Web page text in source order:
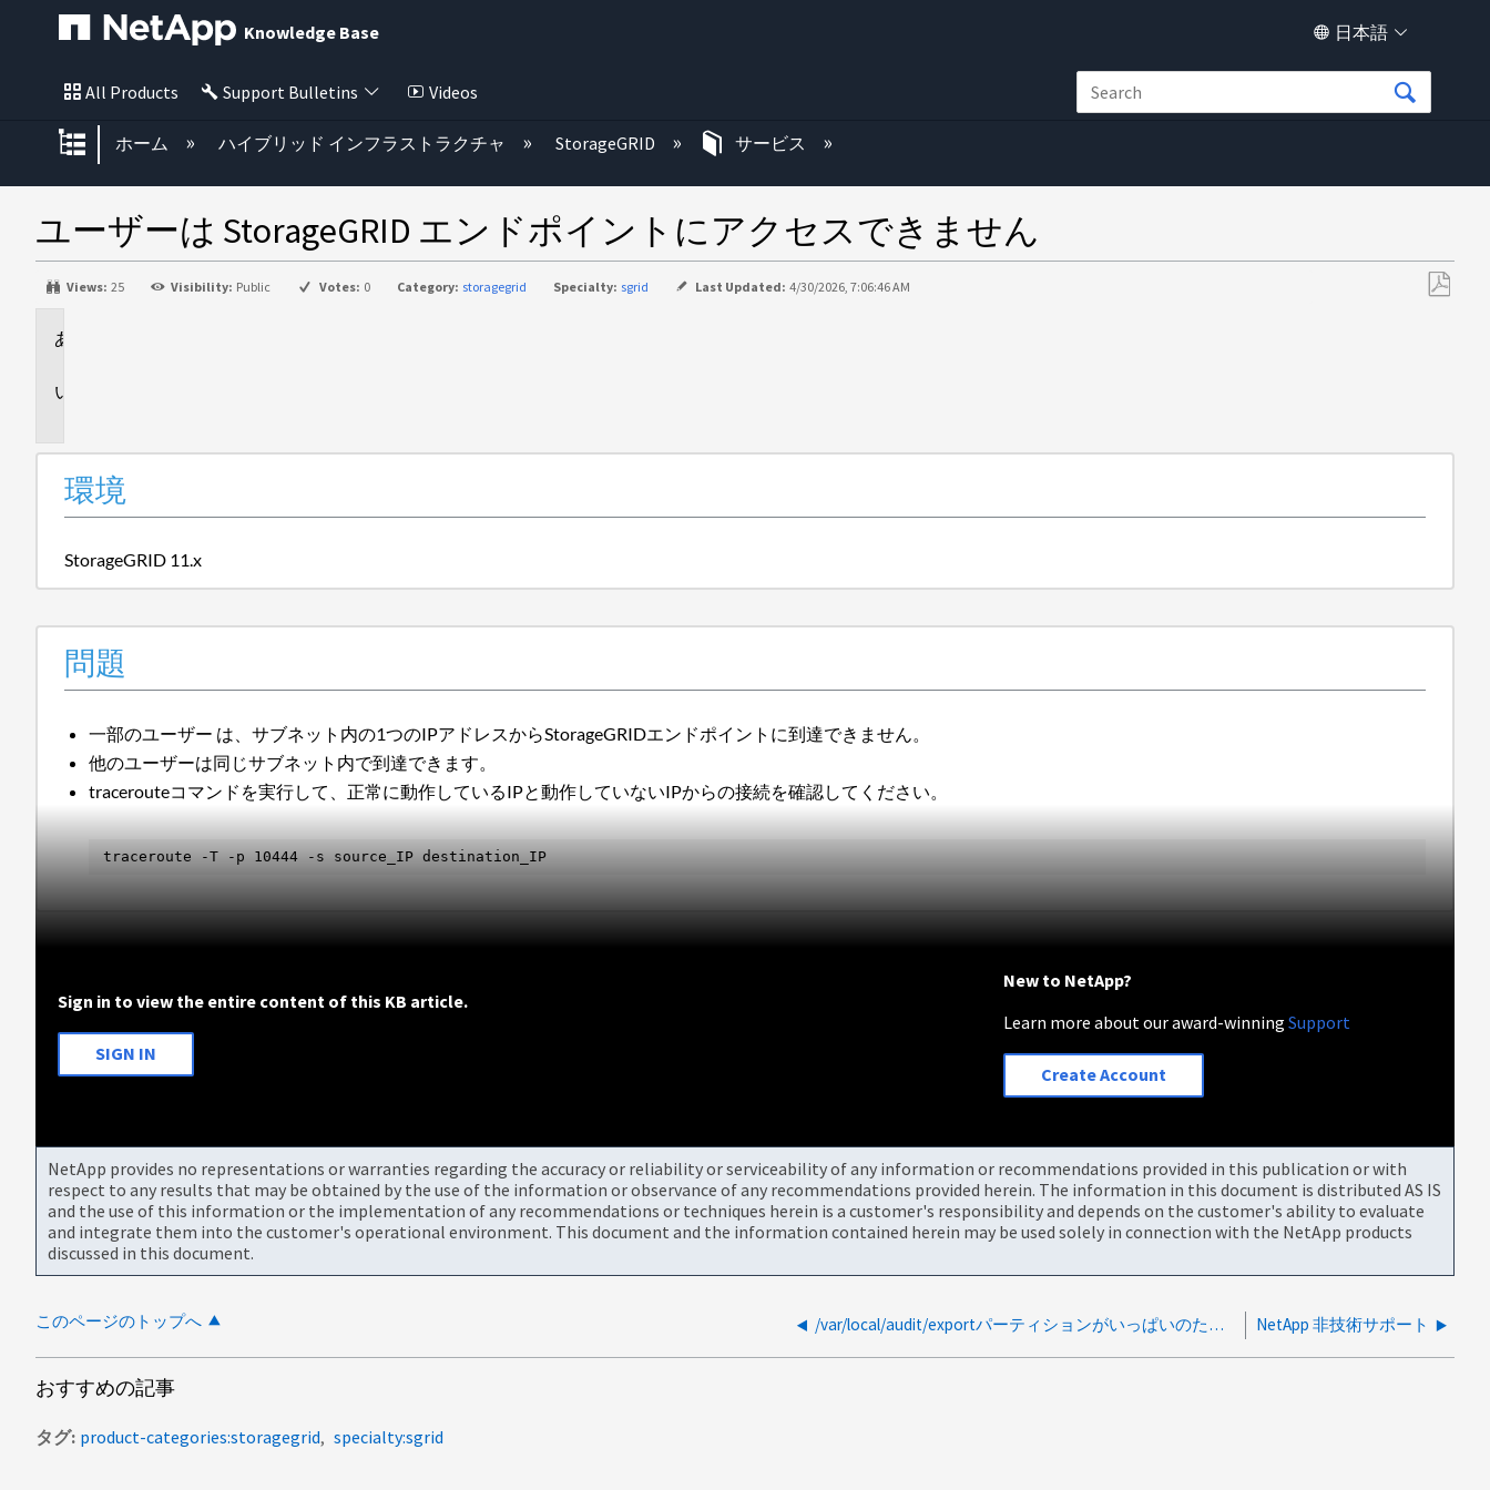
Knowledge Base 日本語
All Products Support Bulletins Videos
グローバル階層を展開/折りたたむ
ホーム ハイブリッド インフラストラクチャ StorageGRID サービス
ユーザーは StorageGRID エンドポイントにアクセスできません
Views: 25 Visibility: Public Votes: 0 Category: storagegrid Specialty: sgrid Last Updated: 4/30/2026, 7:06:46 AM
環境
StorageGRID 11.x
問題
一部のユーザー は、サブネット内の1つのIPアドレスからStorageGRIDエンドポイントに到達できません。
他のユーザーは同じサブネット内で到達できます。
tracerouteコマンドを実行して、正常に動作しているIPと動作していないIPからの接続を確認してください。
traceroute -T -p 10444 -s source_IP destination_IP
Sign in to view the entire content of this KB article.
SIGN IN
New to NetApp?
Learn more about our award-winningSupport
Create Account
NetApp provides no representations or warranties regarding the accuracy or reliability or serviceability of any information or recommendations provided in this publication or with
respect to any results that may be obtained by the use of the information or observance of any recommendations provided herein. The information in this document is distributed AS IS
and the use of this information or the implementation of any recommendations or techniques herein is a customer's responsibility and depends on the customer's ability to evaluate
and integrate them into the customer's operational environment. This document and the information contained herein may be used solely in connection with the NetApp products
discussed in this document.
このページのトップへ /var/local/audit/exportパーティションがいっぱいのため、StorageGRIDセカンダリ管理ノードに到達できません NetApp 非技術サポート
おすすめの記事
タグ product-categories:storagegrid specialty:sgrid